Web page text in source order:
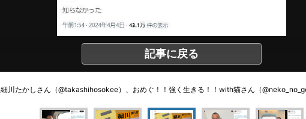
記事に戻る
細川たかしさん（@takashihosokee）、おめぐ！！強く生きる！！with猫さん（